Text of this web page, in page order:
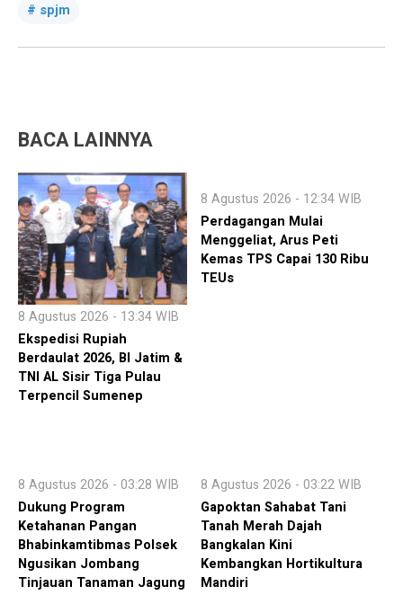
spjm
BACA LAINNYA
8 Agustus 2026 - 13:34 WIB
Ekspedisi Rupiah
Berdaulat 2026, BI Jatim &
TNI AL Sisir Tiga Pulau
Terpencil Sumenep
8 Agustus 2026 - 12:34 WIB
Perdagangan Mulai
Menggeliat, Arus Peti
Kemas TPS Capai 130 Ribu
TEUs
8 Agustus 2026 - 03:28 WIB
Dukung Program
Ketahanan Pangan
Bhabinkamtibmas Polsek
Ngusikan Jombang
Tinjauan Tanaman Jagung
8 Agustus 2026 - 03:22 WIB
Gapoktan Sahabat Tani
Tanah Merah Dajah
Bangkalan Kini
Kembangkan Hortikultura
Mandiri